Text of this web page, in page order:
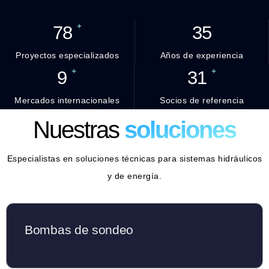
78 +
Proyectos especializados
35
Años de experiencia
9 +
Mercados internacionales
31 +
Socios de referencia
Nuestras soluciones
Especialistas en soluciones técnicas para sistemas hidráulicos
y de energía.
Bombas de sondeo